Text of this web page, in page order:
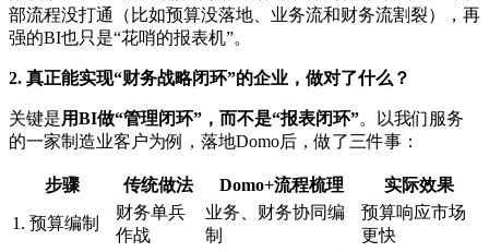
部流程没打通（比如预算没落地、业务流和财务流割裂），再
强的BI也只是“花哨的报表机”。
2. 真正能实现“财务战略闭环”的企业，做对了什么？
关键是用BI做“管理闭环”，而不是“报表闭环”。以我们服务
的一家制造业客户为例，落地Domo后，做了三件事：
步骤 传统做法 Domo+流程梳理 实际效果
1. 预算编制
财务单兵
作战
业务、财务协同编
制
预算响应市场
更快